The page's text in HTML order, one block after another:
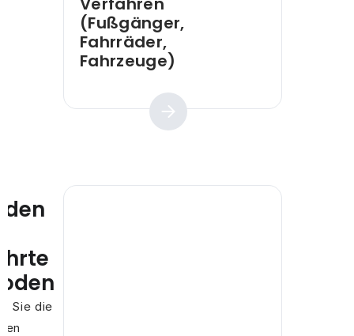
Sie die
(Fußgänger,
Fahrräder,
Fahrzeuge)